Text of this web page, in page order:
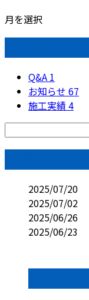
月を選択
Q&A 1
お知らせ 67
施工実績4
2025/07/20
2025/07/02
2025/06/26
2025/06/23